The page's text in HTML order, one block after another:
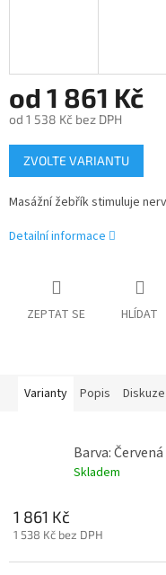
od 1 861 Kč
od 1 538 Kč bez DPH
Měrná
cena:
ZVOLTE VARIANTU
Masážní žebřík stimuluje
Detailní informace
ZEPTAT SE HLÍDAT
Varianty Popis Diskuze
Barva: Červená
Skladem
1 861 Kč
1 538 Kč bez DPH